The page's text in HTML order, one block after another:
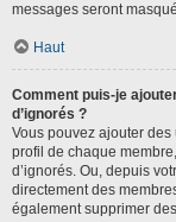
messages seront
Haut
Comment puis-je
d’ignorés ?
Vous pouvez ajouter
profil de chaque
d’ignorés. Ou, depuis
directement des
également supprimer